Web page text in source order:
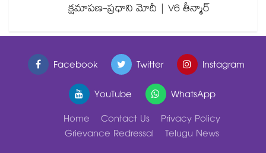
క్షమాపణ-ప్రధాని మోదీ | V6 తీన్మార్
Facebook Twitter
Instagram
YouTube
WhatsApp
Home
Contact Us
Privacy Policy
Grievance Redressal
Telugu News